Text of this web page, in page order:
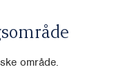
område.